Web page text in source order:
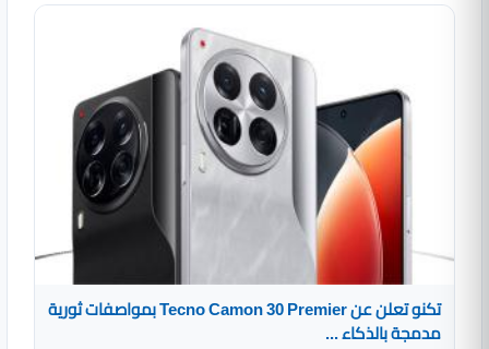
تكنو تعلن عن Tecno Camon 30 Premier بمواصفات ثورية
مدمجة بالذكاء ...